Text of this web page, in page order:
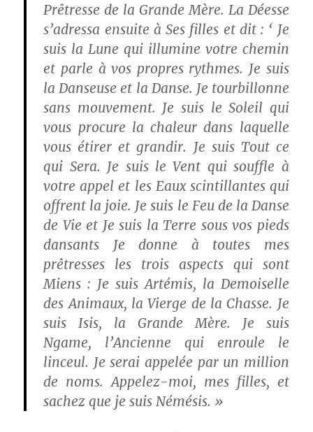
Prêtresse de la Grande Mère. La Déesse
s’adressa ensuite à Ses filles et dit : ‘ Je
suis la Lune qui illumine votre chemin
et parle à vos propres rythmes. Je suis
la Danseuse et la Danse. Je tourbillonne
sans mouvement. Je suis le Soleil qui
vous procure la chaleur dans laquelle
vous étirer et grandir. Je suis Tout ce
qui Sera. Je suis le Vent qui souffle à
votre appel et les Eaux scintillantes qui
offrent la joie. Je suis le Feu de la Danse
de Vie et Je suis la Terre sous vos pieds
dansants Je donne à toutes mes
prêtresses les trois aspects qui sont
Miens : Je suis Artémis, la Demoiselle
des Animaux, la Vierge de la Chasse. Je
suis Isis, la Grande Mère. Je suis
Ngame, l’Ancienne qui enroule le
linceul. Je serai appelée par un million
de noms. Appelez-moi, mes filles, et
sachez que je suis Némésis. »